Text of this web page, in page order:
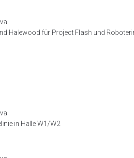
Halewood für Project Flash und
in Halle W1/W2